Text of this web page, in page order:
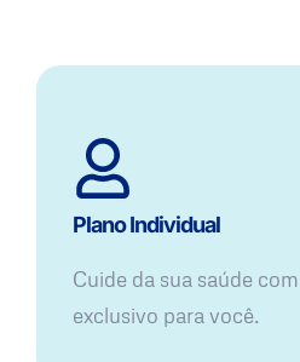
Plano Individual
Cuide da sua saúde
exclusivo para você.